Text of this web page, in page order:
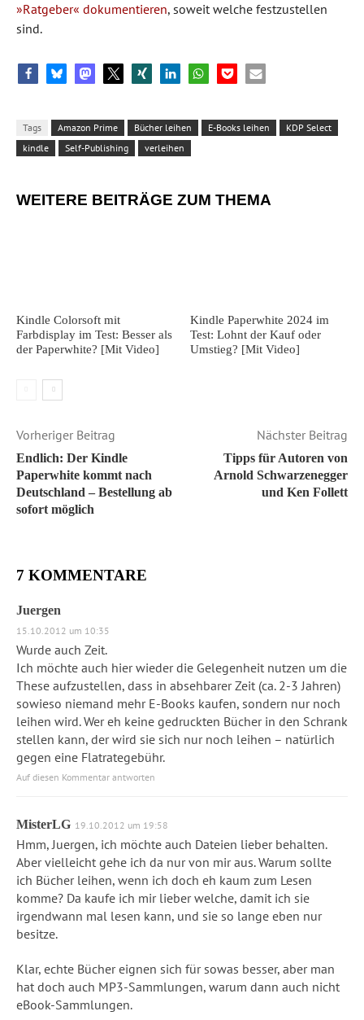
»Ratgeber« dokumentieren, soweit welche festzustellen
sind.
Tags Amazon Prime Bücher leihen E-Books leihen
KDP Select
kindle
Self-Publishing verleihen
WEITERE BEITRÄGE ZUM THEMA
Kindle Colorsoft mit
Farbdisplay im Test: Besser als
der Paperwhite? [Mit Video]
Kindle Paperwhite 2024 im
Test: Lohnt der Kauf oder
Umstieg? [Mit Video]
Vorheriger Beitrag
Endlich: Der Kindle
Paperwhite kommt nach
Deutschland – Bestellung ab
sofort möglich
Nächster Beitrag
Tipps für Autoren von
Arnold Schwarzenegger
und Ken Follett
7 KOMMENTARE
Juergen
15.10.2012 um 10:35
Wurde auch Zeit.
Ich möchte auch hier wieder die Gelegenheit nutzen um die
These aufzustellen, dass in absehbarer Zeit (ca. 2-3 Jahren)
sowieso niemand mehr E-Books kaufen, sondern nur noch
leihen wird. Wer eh keine gedruckten Bücher in den Schrank
stellen kann, der wird sie sich nur noch leihen – natürlich
gegen eine Flatrategebühr.
Auf diesen Kommentar antworten
MisterLG 19.10.2012 um 19:58
Hmm, Juergen, ich möchte auch Dateien lieber behalten.
Aber vielleicht gehe ich da nur von mir aus. Warum sollte
ich Bücher leihen, wenn ich doch eh kaum zum Lesen
komme? Da kaufe ich mir lieber welche, damit ich sie
irgendwann mal lesen kann, und sie so lange eben nur
besitze.
Klar, echte Bücher eignen sich für sowas besser, aber man
hat doch auch MP3-Sammlungen, warum dann auch nicht
eBook-Sammlungen.